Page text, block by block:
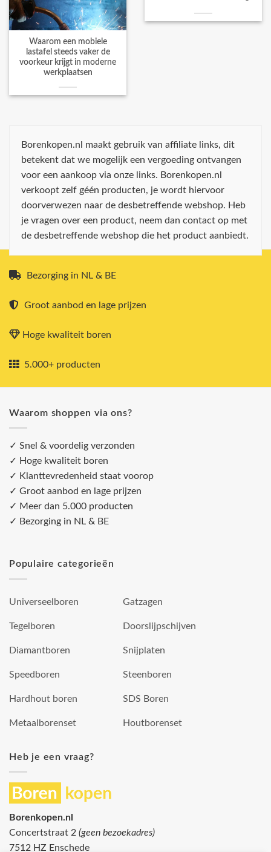
Waarom een mobiele
lastafel steeds vaker de
voorkeur krijgt in moderne
werkplaatsen
Borenkopen.nl maakt gebruik van affiliate links, dit
betekent dat we mogelijk een vergoeding ontvangen
voor een aankoop via onze links. Borenkopen.nl
verkoopt zelf géén producten, je wordt hiervoor
doorverwezen naar de desbetreffende webshop. Heb
je vragen over een product, neem dan contact op met
de desbetreffende webshop die het product aanbiedt.
Bezorging in NL & BE
Groot aanbod en lage prijzen
Hoge kwaliteit boren
5.000+ producten
Waarom shoppen via ons?
✓ Snel & voordelig verzonden
✓ Hoge kwaliteit boren
✓ Klanttevredenheid staat voorop
✓ Groot aanbod en lage prijzen
✓ Meer dan 5.000 producten
✓ Bezorging in NL & BE
Populaire categorieën
Universeelboren
Tegelboren
Diamantboren
Speedboren
Hardhout boren
Metaalborenset
Gatzagen
Doorslijpschijven
Snijplaten
Steenboren
SDS Boren
Houtborenset
Heb je een vraag?
Borenkopen.nl
Concertstraat 2 (geen bezoekadres)
7512 HZ Enschede